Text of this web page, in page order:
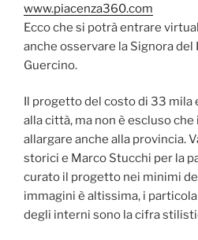
www.piacenza360.com
Ecco che si potrà entrare
anche osservare la Signora del
Guercino.
Il progetto del costo di 33 mila
alla città, ma non è escluso
allargare anche alla provincia.
storici e Marco Stucchi per la
curato il progetto nei minimi
immagini è altissima, i
degli interni sono la cifra